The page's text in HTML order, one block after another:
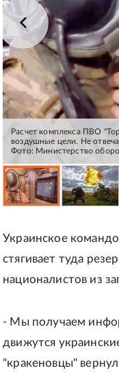
Расчет комплекса ПВО
воздушные цели. Не
Фото: Министерство
Украинское
стягивает туда
националистов из
- Мы получаем
движутся
"кракеновцы"